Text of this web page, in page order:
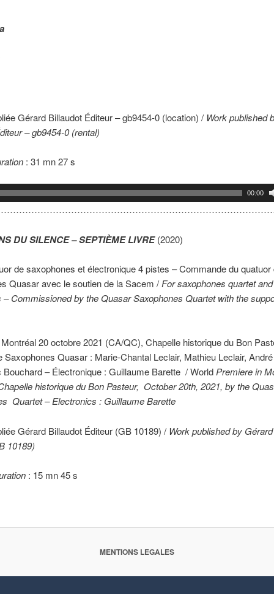
Gérard Billaudot Éditeur – gb9454-0 (location) / Work published
– gb9454-0 (rental)
: 31 mn 27 s
00:00
DU SILENCE – SEPTIÈME LIVRE(2020)
de saxophones et électronique 4 pistes – Commande du quatuor
Quasar avec le soutien de la Sacem / For saxophones quartet
– Commissioned by the Quasar Saxophones Quartet with the
20 octobre 2021 (CA/QC), Chapelle historique du Bon
Saxophones Quasar : Marie-Chantal Leclair, Mathieu Leclair,
Bouchard – Électronique : Guillaume Barette / WorldPremiere in
historique du Bon Pasteur, October 20th, 2021, by the
Quartet – Electronics : Guillaume Barette
Gérard Billaudot Éditeur (GB 10189) / Work published by
10189)
: 15 mn 45 s
MENTIONS LEGALES